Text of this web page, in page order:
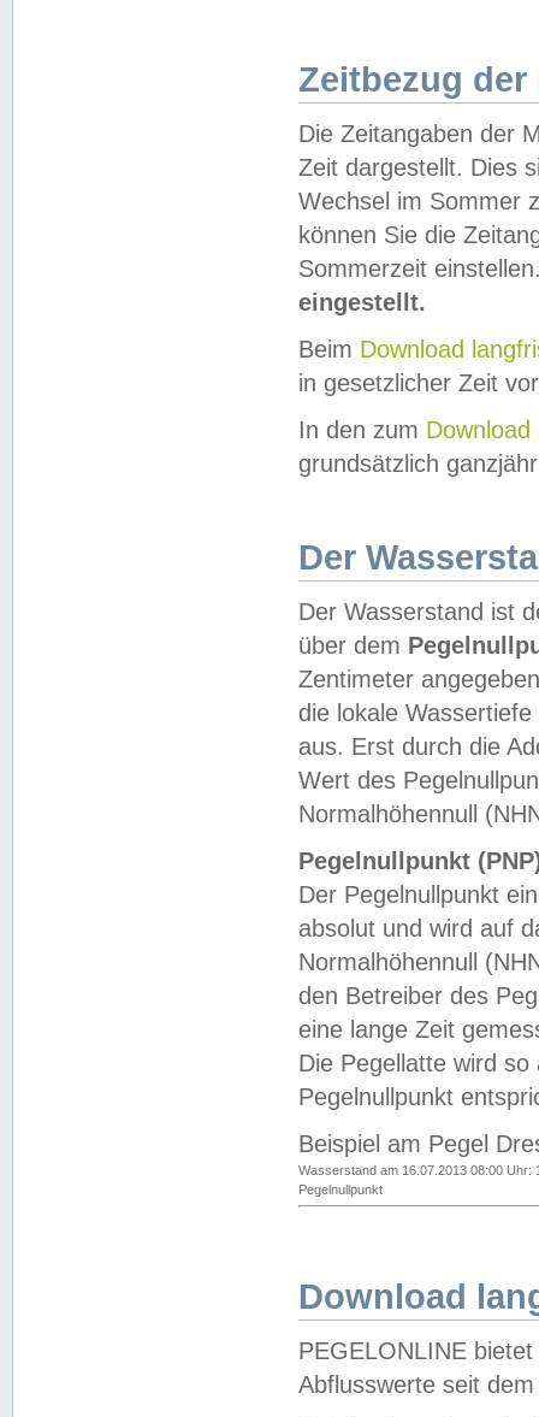
Zeitbezug der
Die Zeitangaben der
Zeit dargestellt. Dies
Wechsel im Sommer
können Sie die
Sommerzeit
eingestellt.
Beim Download
in gesetzlicher Zeit
In den zum Download
grundsätzlich
Der
Der Wasserstand ist
über dem
Zentimeter
die lokale
aus. Erst durch die
Wert des
Normalhöhennull
Pegelnullpunkt
Der Pegelnullpunkt
absolut und wird auf
Normalhöhennull
den Betreiber des
eine lange Zeit
Die Pegellatte wird
Pegelnullpunkt
Beispiel am Pegel
Wasserstand am 16.07.2013 08:00 Uhr:
Pegelnullpunkt
Download
PEGELONLINE
Abflusswerte seit